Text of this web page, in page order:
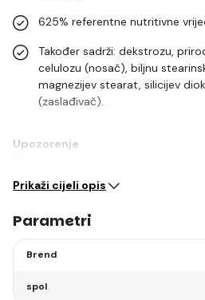
625% referentne nutritivne
Također sadrži: dekstrozu,
celulozu (nosač), biljnu
magnezijev stearat, silicijev
(zaslađivač).
Upozorenje
Čuvati na temperaturi od 15 °C -
Prikaži cijeli opis
Parametri
Brend
spol